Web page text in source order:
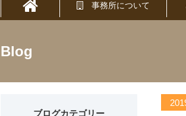
事務所について
Blog
ブログカテゴリー